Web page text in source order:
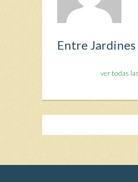
Entre Jardines
ver todas